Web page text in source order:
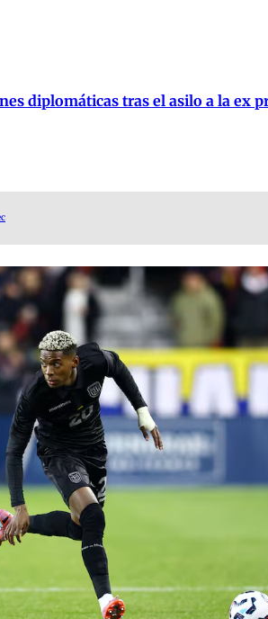
diplomáticas tras el asilo a la ex